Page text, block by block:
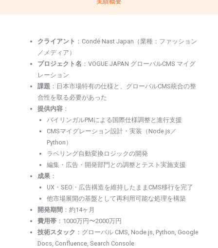
実績概要
クライアント ：Condé Nast Japan（業種：ファッション
／メディア）
プロジェクト名 ：VOGUE JAPAN グローバルCMS マイグ
レーション
課題 ：日本市場特有の仕様と、グローバルCMS統合の整
合性を取る必要があった
提供内容：
バイリンガルPMによる国際仕様調整と進行支援
CMSマイグレーション設計・実装（Node.js／
Python）
ラベリング自動変換ロジックの開発
編集・広告・開発部門との調整とテスト実施支援
成果：
UX・SEO・広告構造を維持したままCMS移行を完了
他市場展開の基盤として再利用可能な処理を構築
開発期間 ：約14ヶ月
費用帯：1000万円〜2000万円
技術スタック ：グローバル CMS, Node.js, Python, Google
Docs, Confluence, Search Console